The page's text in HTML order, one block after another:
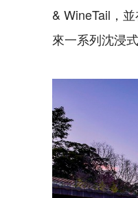
& WineTail，
來一系列沈浸